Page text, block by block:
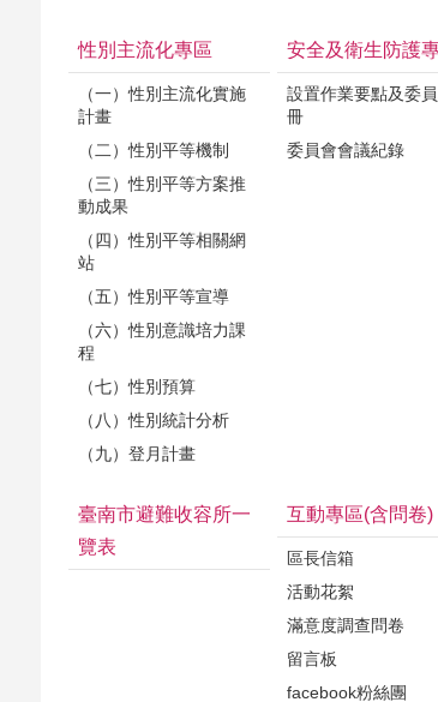
性別主流化專區
（一）性別主流化實施
計畫
（二）性別平等機制
（三）性別平等方案推
動成果
（四）性別平等相關網
站
（五）性別平等宣導
（六）性別意識培力課
程
（七）性別預算
（八）性別統計分析
（九）登月計畫
安全及衛生防護
設置作業要點及委
冊
委員會會議紀錄
臺南市避難收容所一
覽表
互動專區(含問卷)
區長信箱
活動花絮
滿意度調查問卷
留言板
facebook粉絲團